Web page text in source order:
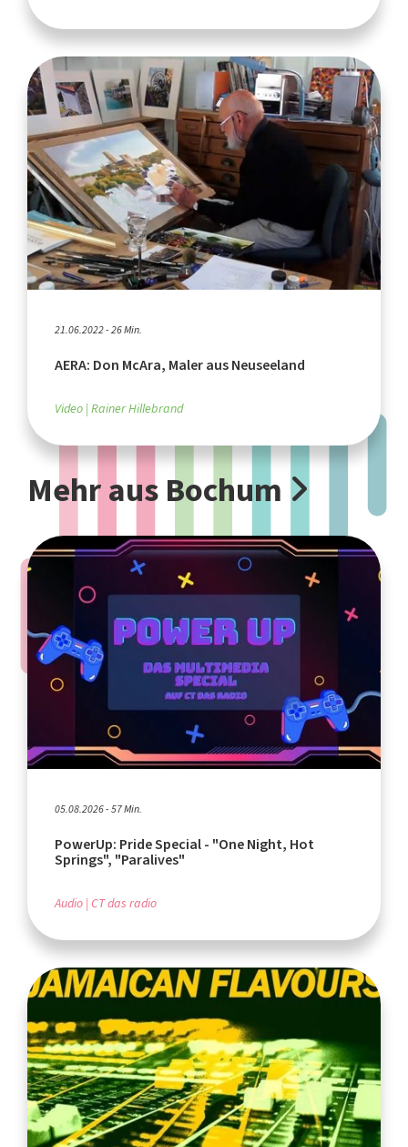
21.06.2022 - 26 Min.
AERA: Don McAra, Maler aus Neuseeland
Video Rainer Hillebrand
Mehr aus Bochum
05.08.2026 - 57 Min.
PowerUp: Pride Special - "One Night, Hot
Springs", "Paralives"
Audio CT das radio